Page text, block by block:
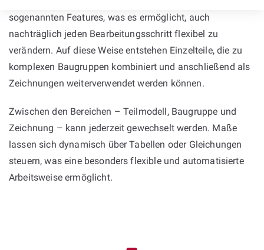
sogenannten Features, was es ermöglicht, auch
nachträglich jeden Bearbeitungsschritt flexibel zu
verändern. Auf diese Weise entstehen Einzelteile, die zu
komplexen Baugruppen kombiniert und anschließend als
Zeichnungen weiterverwendet werden können.
Zwischen den Bereichen – Teilmodell, Baugruppe und
Zeichnung – kann jederzeit gewechselt werden. Maße
lassen sich dynamisch über Tabellen oder Gleichungen
steuern, was eine besonders flexible und automatisierte
Arbeitsweise ermöglicht.